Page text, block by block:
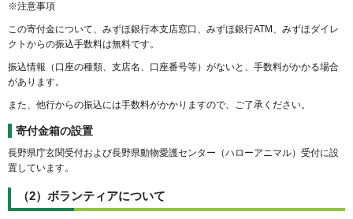
※注意事項
この寄付金について、みずほ銀行本支店窓口、みずほ銀行ATM、みずほダイレ
クトからの振込手数料は無料です。
振込情報（口座の種類、支店名、口座番号等）がないと、手数料がかかる場合
があります。
また、他行からの振込には手数料がかかりますので、ご了承ください。
寄付金箱の設置
長野県庁玄関受付および長野県動物愛護センター（ハローアニマル）受付に設
置しています。
（2）ボランティアについて